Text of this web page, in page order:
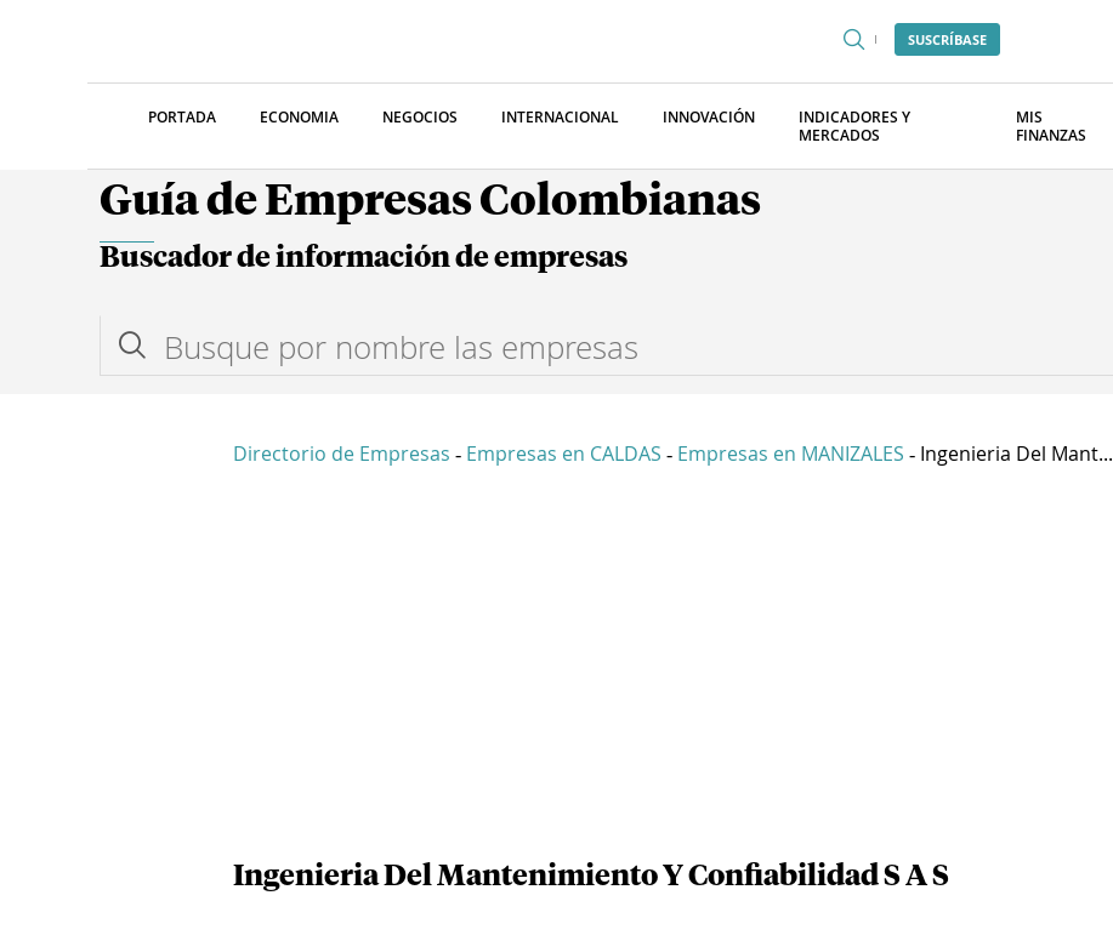
SUSCRÍBASE
PORTADA ECONOMIA NEGOCIOS INTERNACIONAL INNOVACIÓN
INDICADORES Y
MERCADOS
MIS
FINANZAS
Guía de Empresas Colombianas
Buscador de información de empresas
Directorio de Empresas - Empresas en CALDAS - Empresas en MANIZALES - Ingenieria Del Mant...
Ingenieria Del Mantenimiento Y Confiabilidad S A S